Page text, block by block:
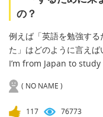
の？
例えば「英語を勉強す
た」はどのように言えば
I’m from Japan to
( NO NAME )
117 76773